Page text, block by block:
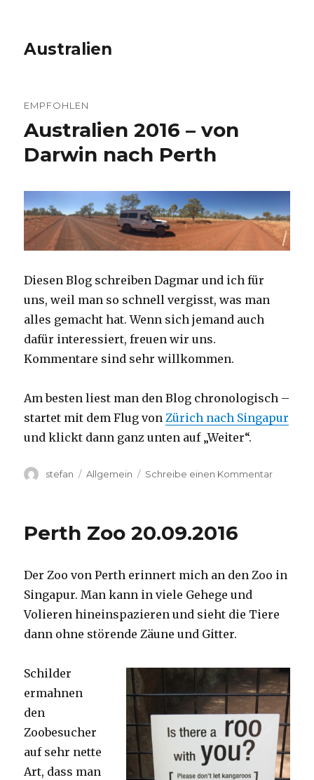
Australien
EMPFOHLEN
Australien 2016 – von
Darwin nach Perth
Diesen Blog schreiben Dagmar und ich für
uns, weil man so schnell vergisst, was man
alles gemacht hat. Wenn sich jemand auch
dafür interessiert, freuen wir uns.
Kommentare sind sehr willkommen.
Am besten liest man den Blog chronologisch –
startet mit dem Flug vonZürich nach Singapur
und klickt dann ganz unten auf „Weiter“.
Autor
stefan Kategorien
Allgemein Schreibe einen Kommentarzu
Perth
Perth Zoo 20.09.2016
Der Zoo von Perth erinnert mich an den Zoo in
Singapur. Man kann in viele Gehege und
Volieren hineinspazieren und sieht die Tiere
dann ohne störende Zäune und Gitter.
Schilder
ermahnen
den
Zoobesucher
auf sehr nette
Art, dass man